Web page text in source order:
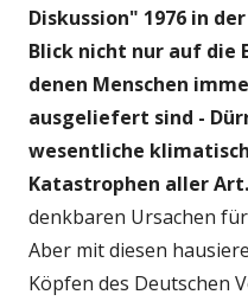
Diskussion" 1976 in
Blick nicht nur auf die
denen Menschen
ausgeliefert sind -
wesentliche
Katastrophen aller Art.
denkbaren Ursachen
Aber mit diesen
Köpfen des Deutschen